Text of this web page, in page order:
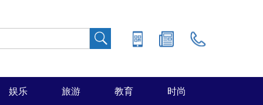
娱乐 旅游 教育 时尚